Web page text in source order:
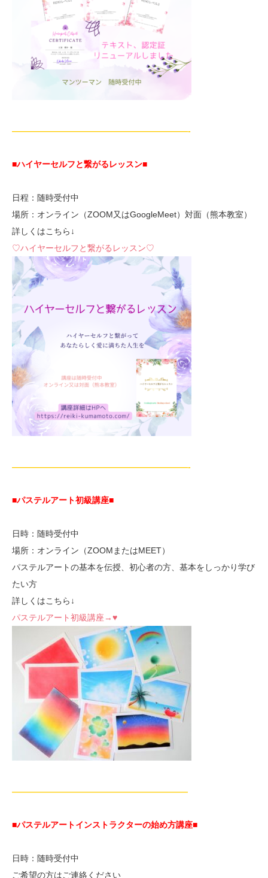
—————————————————————-
■ハイヤーセルフと繋がるレッスン■
日程：随時受付中
場所：オンライン（ZOOM又はGoogleMeet）対面（熊本教室）
詳しくはこちら↓
♡ハイヤーセルフと繋がるレッスン♡
—————————————————————-
■パステルアート初級講座■
日時：随時受付中
場所：オンライン（ZOOMまたはMEET）
パステルアートの基本を伝授、初心者の方、基本をしっかり学び
たい方
詳しくはこちら↓
パステルアート初級講座→♥
—————————————————————
■パステルアートインストラクターの始め方講座■
日時：随時受付中
ご希望の方はご連絡ください